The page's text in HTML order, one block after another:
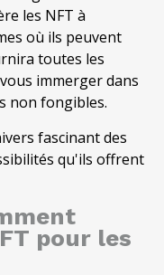
les NFT à
où ils peuvent
toutes les
immerger dans
non fongibles.
fascinant des
qu'ils offrent
pour les